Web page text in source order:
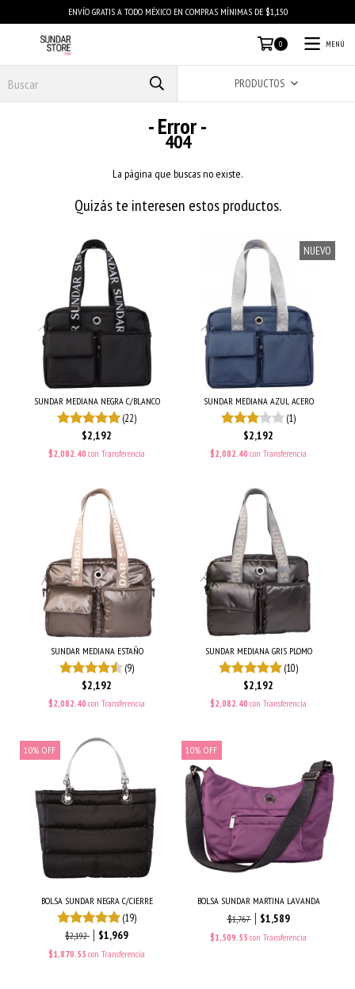
ENVÍO GRATIS A TODO MÉXICO EN COMPRAS MÍNIMAS DE $1,150
0 MENÚ
PRODUCTOS
- Error -
404
La página que buscas no existe.
Quizás te interesen estos productos.
SUNDAR MEDIANA NEGRA C/BLANCO
(22)
$2,192
$2,082.40 con Transferencia
NUEVO
SUNDAR MEDIANA AZUL ACERO
(1)
$2,192
$2,082.40 con Transferencia
SUNDAR MEDIANA ESTAÑO
(9)
$2,192
$2,082.40 con Transferencia
SUNDAR MEDIANA GRIS PLOMO
(10)
$2,192
$2,082.40 con Transferencia
10% OFF
BOLSA SUNDAR NEGRA C/CIERRE
(19)
$2,192 $1,969
$1,870.55 con Transferencia
10% OFF
BOLSA SUNDAR MARTINA LAVANDA
$1,767
$1,589
$1,509.55 con Transferencia